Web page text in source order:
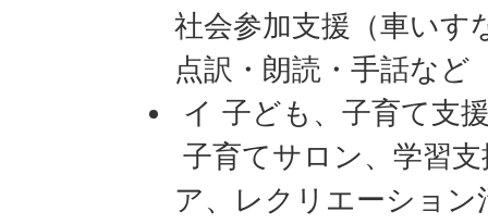
社会参加支援（車いす
点訳・朗読・手話など
イ 子ども、子育て支
子育てサロン、学習
ア、レクリエーショ